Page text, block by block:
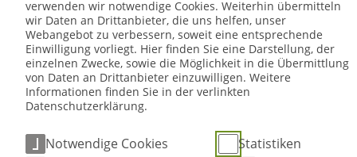
Sie sind hier: NEWS
Neues Highlight für Kart-Slalom-
Piloten
verwenden wir notwendige Cookies. Weiterhin übermitteln
wir Daten an Drittanbieter, die uns helfen, unser
Webangebot zu verbessern, soweit eine entsprechende
Einwilligung vorliegt. Hier finden Sie eine Darstellung, der
einzelnen Zwecke, sowie die Möglichkeit in die Übermittlung
von Daten an Drittanbieter einzuwilligen. Weitere
Informationen finden Sie in der verlinkten
Datenschutzerklärung.
Notwendige Cookies
Statistiken